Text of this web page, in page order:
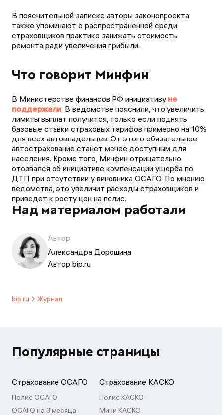
В пояснительной записке авторы законопроекта
также упоминают о распространенной среди
страховщиков практике занижать стоимость
ремонта ради увеличения прибыли.
Что говорит Минфин
В Министерстве финансов РФ инициативу не
поддержали. В ведомстве пояснили, что увеличить
лимиты выплат получится, только если поднять
базовые ставки страховых тарифов примерно на 10%
для всех автовладельцев. От этого обязательное
автострахование станет менее доступным для
населения. Кроме того, Минфин отрицательно
отозвался об инициативе компенсации ущерба по
ДТП при отсутствии у виновника ОСАГО. По мнению
ведомства, это увеличит расходы страховщиков и
приведет к росту цен на полис.
Над материалом работали
Автор
Александра Дорошина
Автор bip.ru
bip.ru Журнал
Популярные страницы
Страхование ОСАГО
Полис ОСАГО
ОСАГО на 3 месяца
Страхование КАСКО
Полис КАСКО
Мини КАСКО